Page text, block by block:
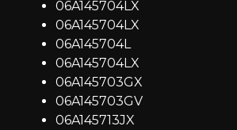
06A145704LX
06A145704LX
06A145704L
06A145704LX
06A145703GX
06A145703GV
06A145713JX